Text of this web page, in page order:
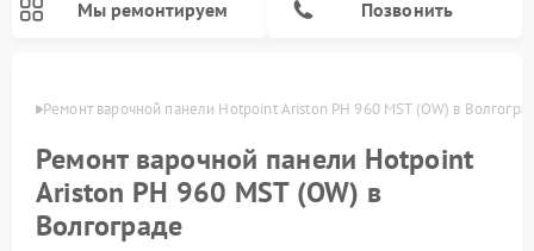
Мы ремонтируем Позвонить
Ремонт варочной панели Hotpoint Ariston PH 960 MST (OW) в
Ремонт варочной панели Hotpoint
Ariston PH 960 MST (OW) в
Волгограде